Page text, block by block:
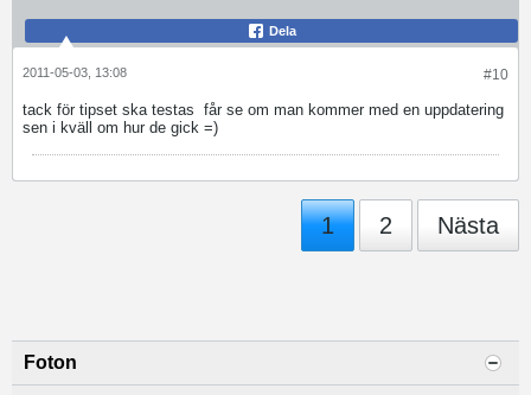
Dela
#10
2011-05-03, 13:08
tack för tipset ska testas får se om man kommer med en uppdatering
sen i kväll om hur de gick =)
1 2 Nästa
Foton